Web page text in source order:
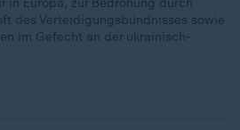
in Europa, zur Bedrohung durch
des Verteidigungsbündnisses sowie
im Gefecht an der ukrainisch-